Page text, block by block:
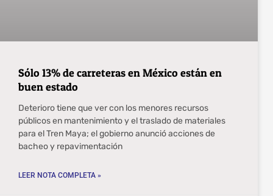
Sólo 13% de carreteras en México están en
buen estado
Deterioro tiene que ver con los menores recursos
públicos en mantenimiento y el traslado de materiales
para el Tren Maya; el gobierno anunció acciones de
bacheo y repavimentación
LEER NOTA COMPLETA »